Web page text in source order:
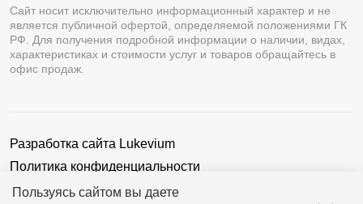
Пользуясь сайтом вы даете
Сайт носит исключительно информационный характер и не
является публичной офертой, определяемой положениями ГК
РФ. Для получения подробной информации о наличии, видах,
характеристиках и стоимости услуг и товаров обращайтесь в
офис продаж.
Разработка сайта Lukevium
Политика конфиденциальности
Пользовательское соглашение